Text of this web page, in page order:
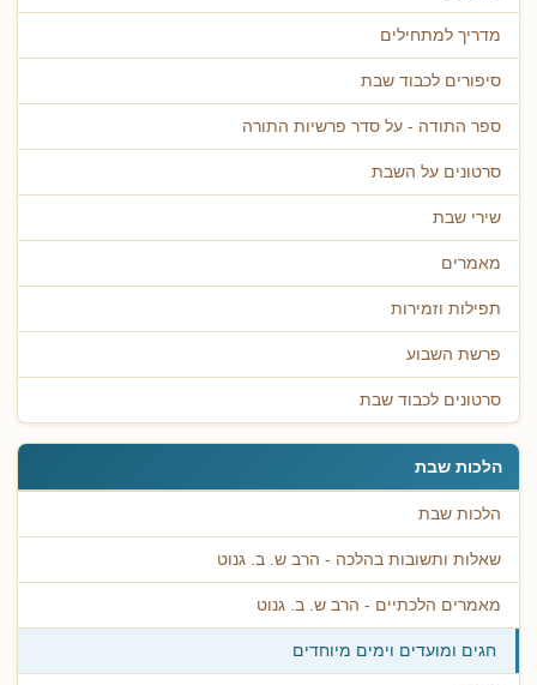
מדריך למתחילים
סיפורים לכבוד שבת
ספר התודה - על סדר פרשיות התורה
סרטונים על השבת
שירי שבת
מאמרים
תפילות וזמירות
פרשת השבוע
סרטונים לכבוד שבת
הלכות שבת
הלכות שבת
שאלות ותשובות בהלכה - הרב ש. ב. גנוט
מאמרים הלכתיים - הרב ש. ב. גנוט
חגים ומועדים וימים מיוחדים